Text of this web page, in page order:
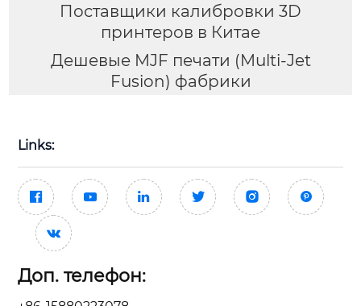
Поставщики калибровки 3D
принтеров в Китае
Дешевые MJF печати (Multi-Jet
Fusion) фабрики
Links:
     

Доп. телефон: